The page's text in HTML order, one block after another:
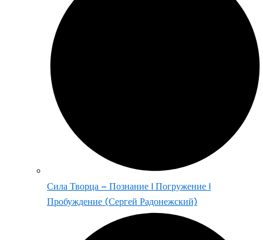
Сила Творца – Познание | Погружение |
Пробуждение (Сергей Радонежский)